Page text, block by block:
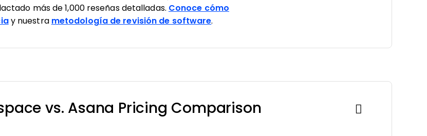
más de 1,000 reseñas detalladas. Conoce cómo
y nuestra metodología de revisión de software.
vs. Asana Pricing Comparison